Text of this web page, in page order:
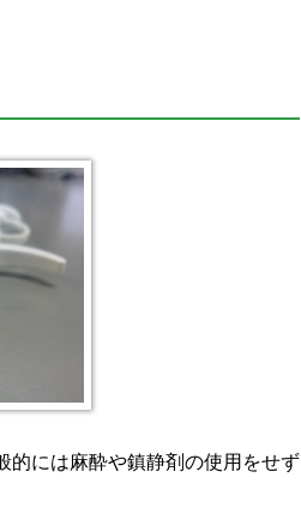
的には麻酔や鎮静剤の使用をせず